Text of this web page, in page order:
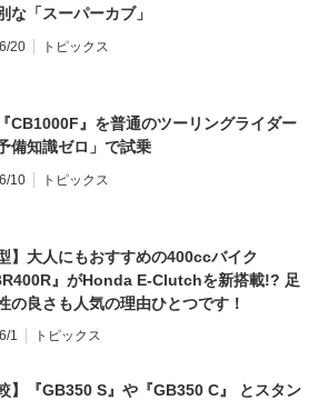
な「スーパーカブ」
20 トピックス
CB1000F』を普通のツーリングライダー
備知識ゼロ」で試乗
10 トピックス
型】大人にもおすすめの400ccバイク
』がHonda E-Clutchを新搭載!? 足
の良さも人気の理由ひとつです！
1 トピックス
較】『GB350 S』や『GB350 C』 とスタン